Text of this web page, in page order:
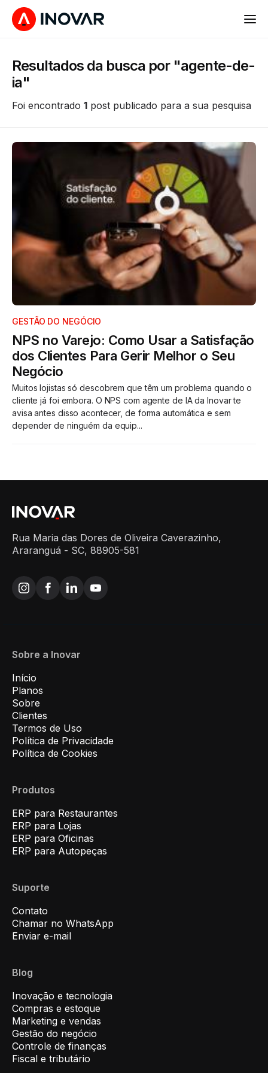
Resultados da busca por "agente-de-
ia"
Foi encontrado 1 post publicado para a sua pesquisa
GESTÃO DO NEGÓCIO
NPS no Varejo: Como Usar a Satisfação
dos Clientes Para Gerir Melhor o Seu
Negócio
Muitos lojistas só descobrem que têm um problema quando o
cliente já foi embora. O NPS com agente de IA da Inovar te
avisa antes disso acontecer, de forma automática e sem
depender de ninguém da equip...
Rua Maria das Dores de Oliveira Caverazinho,
Araranguá - SC, 88905-581
Sobre a Inovar
Início
Planos
Sobre
Clientes
Termos de Uso
Política de Privacidade
Política de Cookies
Produtos
ERP para Restaurantes
ERP para Lojas
ERP para Oficinas
ERP para Autopeças
Suporte
Contato
Chamar no WhatsApp
Enviar e-mail
Blog
Inovação e tecnologia
Compras e estoque
Marketing e vendas
Gestão do negócio
Controle de finanças
Fiscal e tributário